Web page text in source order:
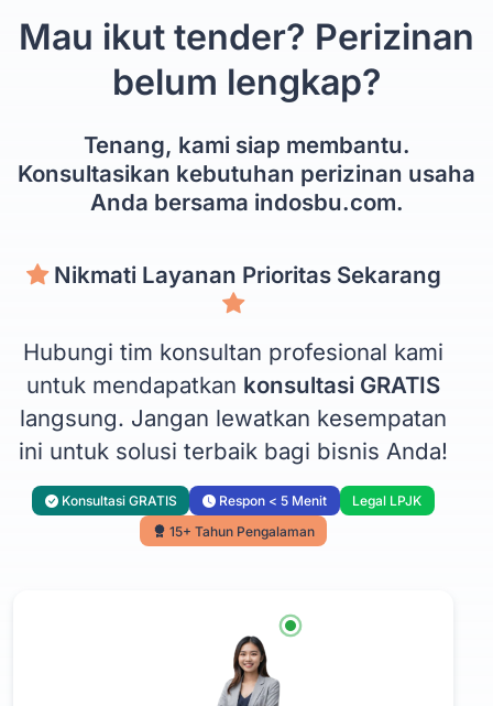
Mau ikut tender? Perizinan
belum lengkap?
Tenang, kami siap membantu.
Konsultasikan kebutuhan perizinan usaha
Anda bersama indosbu.com.
Nikmati Layanan Prioritas Sekarang
Hubungi tim konsultan profesional kami
untuk mendapatkan konsultasi GRATIS
langsung. Jangan lewatkan kesempatan
ini untuk solusi terbaik bagi bisnis Anda!
Konsultasi GRATIS Respon < 5 Menit
Legal LPJK
15+ Tahun Pengalaman